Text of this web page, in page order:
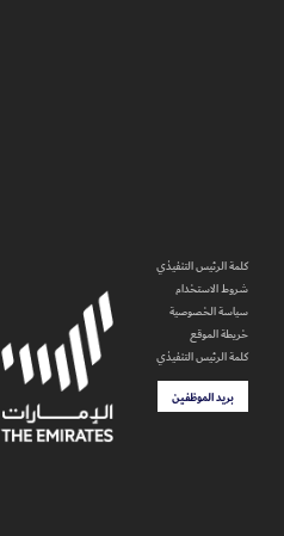
كلمة الرئيس التنفيذي
شروط الاستخدام
سياسة الخصوصية
خريطة الموقع
كلمة الرئيس التنفيذي
بريد الموظفين